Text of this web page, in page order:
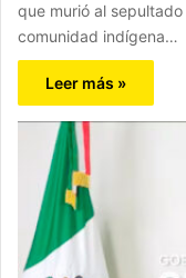
que murió al
comunidad indígena…
Leer más »